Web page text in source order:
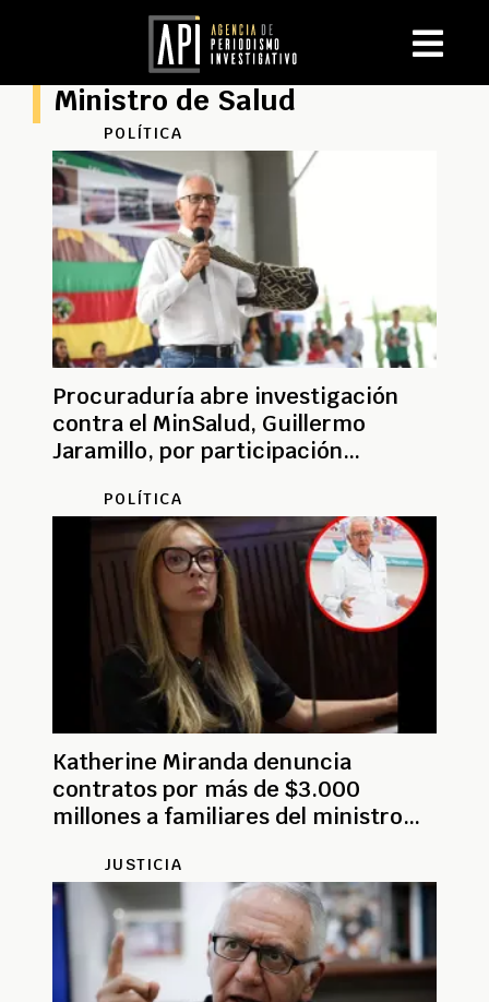
Ministro de Salud
POLÍTICA
Procuraduría abre investigación
contra el MinSalud, Guillermo
Jaramillo, por participación
POLÍTICA
Katherine Miranda denuncia
contratos por más de $3.000
millones a familiares del ministro
JUSTICIA